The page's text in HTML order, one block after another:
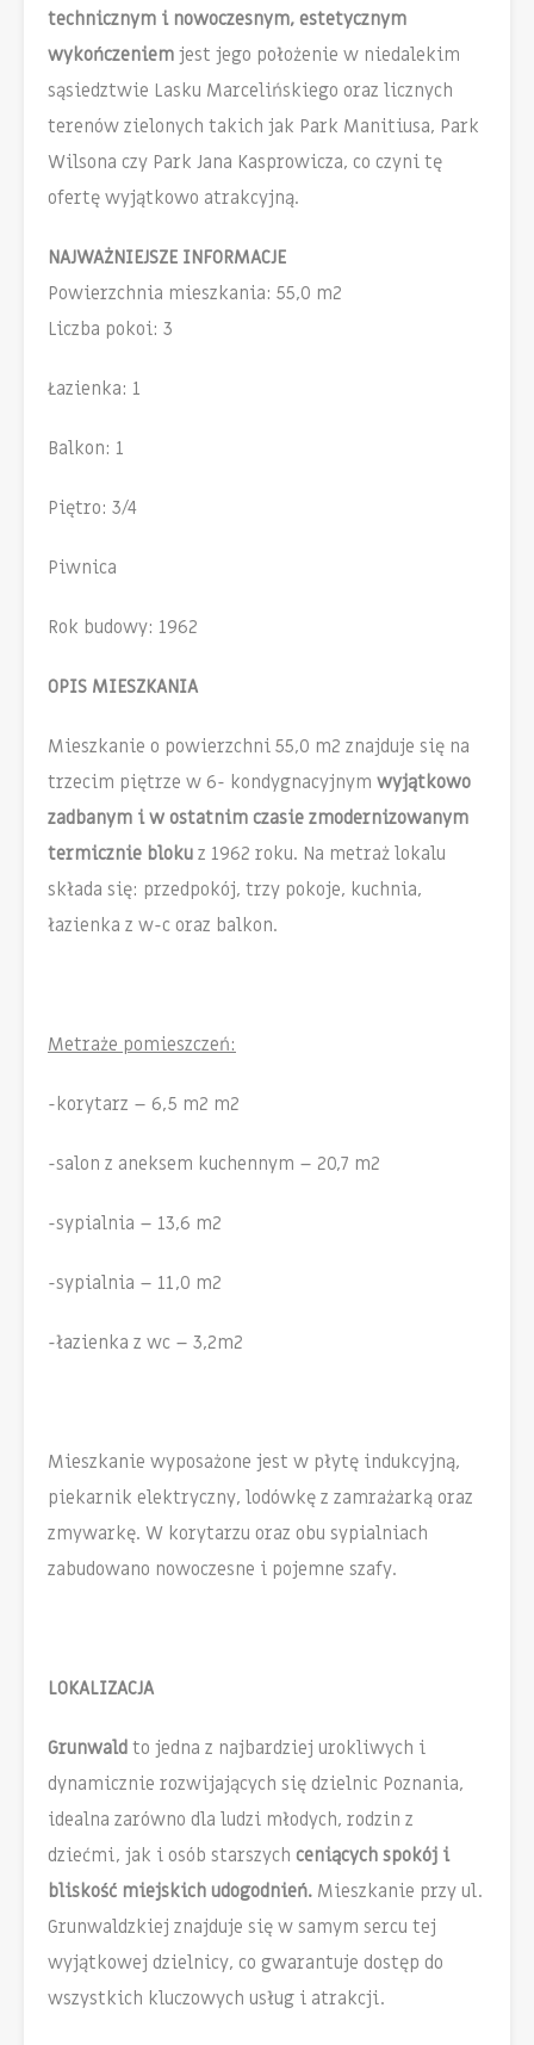
technicznym i nowoczesnym, estetycznym
wykończeniem jest jego położenie w niedalekim
sąsiedztwie Lasku Marcelińskiego oraz licznych
terenów zielonych takich jak Park Manitiusa, Park
Wilsona czy Park Jana Kasprowicza, co czyni tę
ofertę wyjątkowo atrakcyjną.
NAJWAŻNIEJSZE INFORMACJE
Powierzchnia mieszkania: 55,0 m2
Liczba pokoi: 3
Łazienka: 1
Balkon: 1
Piętro: 3/4
Piwnica
Rok budowy: 1962
OPIS MIESZKANIA
Mieszkanie o powierzchni 55,0 m2 znajduje się na
trzecim piętrze w 6- kondygnacyjnym wyjątkowo
zadbanym i w ostatnim czasie zmodernizowanym
termicznie bloku z 1962 roku. Na metraż lokalu
składa się: przedpokój, trzy pokoje, kuchnia,
łazienka z w-c oraz balkon.
Metraże pomieszczeń:
-korytarz – 6,5 m2 m2
-salon z aneksem kuchennym – 20,7 m2
-sypialnia – 13,6 m2
-sypialnia – 11,0 m2
-łazienka z wc – 3,2m2
Mieszkanie wyposażone jest w płytę indukcyjną,
piekarnik elektryczny, lodówkę z zamrażarką oraz
zmywarkę. W korytarzu oraz obu sypialniach
zabudowano nowoczesne i pojemne szafy.
LOKALIZACJA
Grunwald to jedna z najbardziej urokliwych i
dynamicznie rozwijających się dzielnic Poznania,
idealna zarówno dla ludzi młodych, rodzin z
dziećmi, jak i osób starszych ceniących spokój i
bliskość miejskich udogodnień. Mieszkanie przy ul.
Grunwaldzkiej znajduje się w samym sercu tej
wyjątkowej dzielnicy, co gwarantuje dostęp do
wszystkich kluczowych usług i atrakcji.